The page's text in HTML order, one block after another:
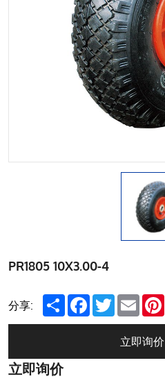
PR1805 10X3.00-4
分享: Share FacebookTwitterEmail
立即询价
立即询价